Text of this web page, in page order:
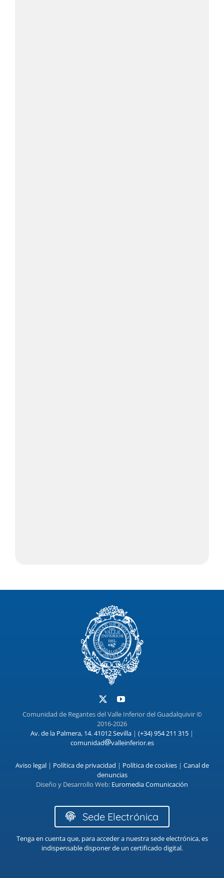
Comunidad de Regantes del Valle Inferior del Guadalquivir ©
2016-2026
Av. de la Palmera, 14. 41012 Sevilla | (+34) 954 211 315 |
comunidad
valleinferior.es
Aviso legal| Política de privacidad | Política de cookies| Canal de
denuncias
Diseño y Desarrollo Web: Euromedia Comunicación
Sede Electrónica
Tenga en cuenta que, para acceder a nuestra sede electrónica, es
indispensable disponer de un certificado digital.